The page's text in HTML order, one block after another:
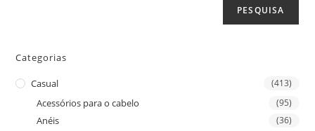
PESQUISA
Categorias
Casual (413)
Acessórios para o cabelo (95)
Anéis (36)